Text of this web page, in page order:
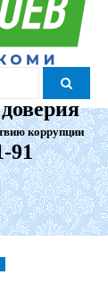
коррупции
91